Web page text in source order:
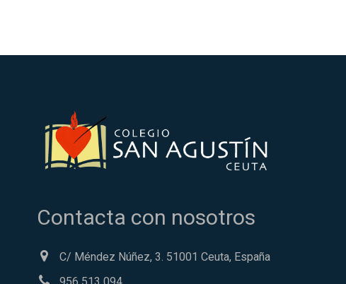
Contacta con nosotros
C/ Méndez Núñez, 3. 51001 Ceuta, España
956 513 094